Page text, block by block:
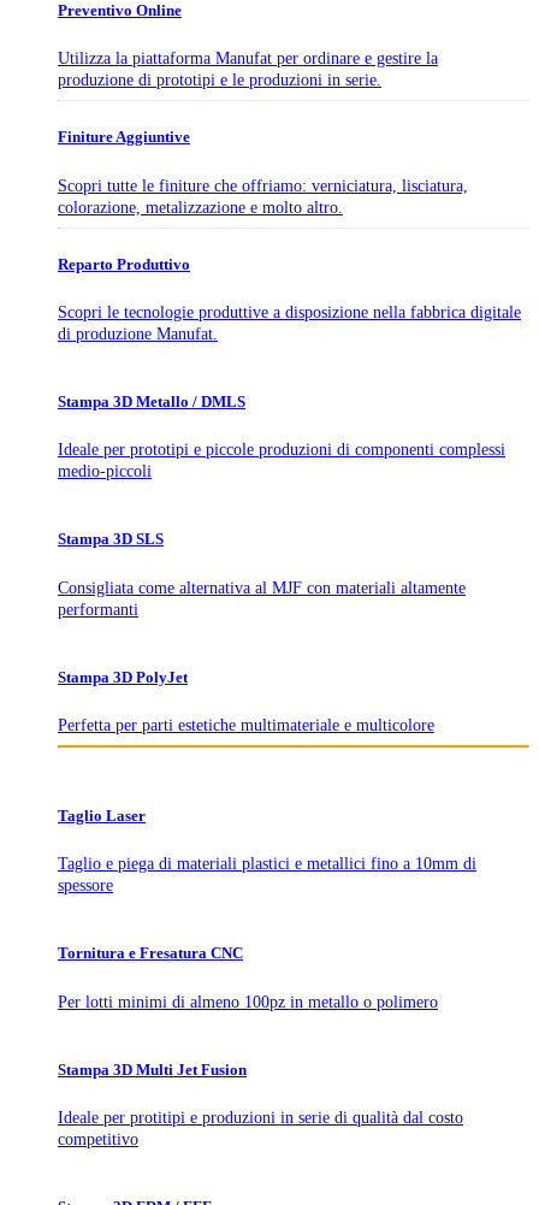
Preventivo Online
Utilizza la piattaforma Manufat per ordinare e gestire la
produzione di prototipi e le produzioni in serie.
Finiture Aggiuntive
Scopri tutte le finiture che offriamo: verniciatura, lisciatura,
colorazione, metalizzazione e molto altro.
Reparto Produttivo
Scopri le tecnologie produttive a disposizione nella fabbrica digitale
di produzione Manufat.
Stampa 3D Metallo / DMLS
Ideale per prototipi e piccole produzioni di componenti complessi
medio-piccoli
Stampa 3D SLS
Consigliata come alternativa al MJF con materiali altamente
performanti
Stampa 3D PolyJet
Perfetta per parti estetiche multimateriale e multicolore
Taglio Laser
Taglio e piega di materiali plastici e metallici fino a 10mm di
spessore
Tornitura e Fresatura CNC
Per lotti minimi di almeno 100pz in metallo o polimero
Stampa 3D Multi Jet Fusion
Ideale per protitipi e produzioni in serie di qualità dal costo
competitivo